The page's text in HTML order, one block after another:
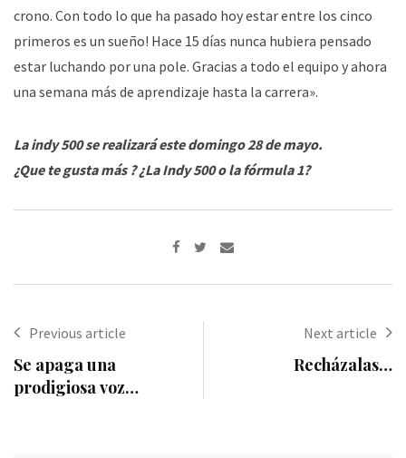
crono. Con todo lo que ha pasado hoy estar entre los cinco
primeros es un sueño! Hace 15 días nunca hubiera pensado
estar luchando por una pole. Gracias a todo el equipo y ahora
una semana más de aprendizaje hasta la carrera».
La indy 500 se realizará este domingo 28 de mayo.
¿Que te gusta más ? ¿La Indy 500 o la fórmula 1?
Share
Previous article
Se apaga una
prodigiosa voz…
Next article
Recházalas…